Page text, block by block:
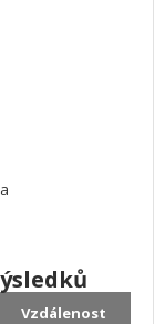
Vzdálenost